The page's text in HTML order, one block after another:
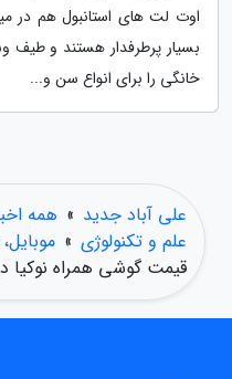
اوت لت های استانبول هم در
بسیار پرطرفدار هستند و طیف
خانگی را برای انواع سن و...
علی آباد جدید » همه
علم و تکنولوژی »
قیمت گوشی همراه نوکیا در